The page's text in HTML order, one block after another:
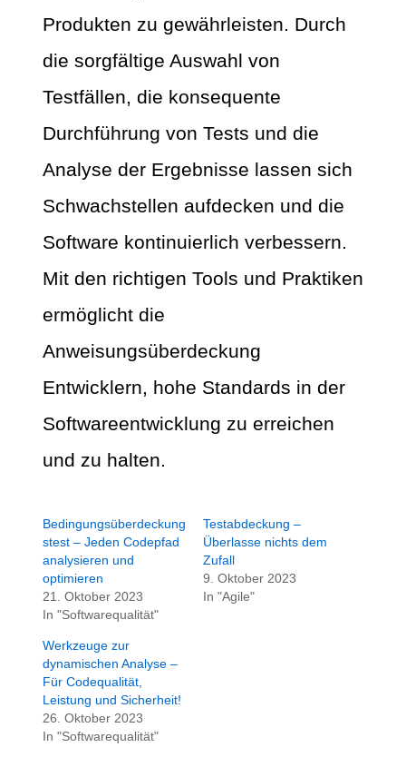
Produkten zu gewährleisten. Durch
die sorgfältige Auswahl von
Testfällen, die konsequente
Durchführung von Tests und die
Analyse der Ergebnisse lassen sich
Schwachstellen aufdecken und die
Software kontinuierlich verbessern.
Mit den richtigen Tools und Praktiken
ermöglicht die
Anweisungsüberdeckung
Entwicklern, hohe Standards in der
Softwareentwicklung zu erreichen
und zu halten.
Bedingungsüberdeckung
stest – Jeden Codepfad
analysieren und
optimieren
21. Oktober 2023
In "Softwarequalität"
Testabdeckung –
Überlasse nichts dem
Zufall
9. Oktober 2023
In "Agile"
Werkzeuge zur
dynamischen Analyse –
Für Codequalität,
Leistung und Sicherheit!
26. Oktober 2023
In "Softwarequalität"